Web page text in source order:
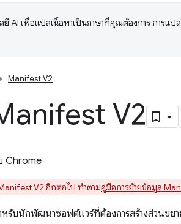
ยี AI เพื่อแปลเนื้อหาเป็นภาษาที่คุณต้องการ การแปล
Manifest V2
V2
Chrome
V2 อีกต่อไป ทำตามคู่มือการย้ายข้อมูล
บนักพัฒนาซอฟต์แวร์ที่ต้องการสร้างส่วนขยา